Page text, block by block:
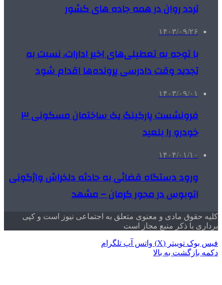
تردد روان در همه جاده های کشور
۱۴۰۳/۰۹/۲۶
با توجه به تعطیلی‌های اخیر ادارات، نسبت به
تجدید وقت دادرسی پرونده‌ها اقدام شود
۱۴۰۳/۰۹/۰۱
فرونشست پارکینگ یک ساختمان مسکونی ۳
خودرو را بلعید
۱۴۰۴/۰۱/۱۰
ورود دستگاه قضائی به حادثه دلخراش واژگونی
اتوبوس در محور کرمان – مشهد
کلیه حقوق مادی و معنوی متعلق به اجتماعی نیوز است و کپی
برداری با ذکر منبع مجاز است
فیس بوک توییتر (X) واتس آپ تلگرام
دکمه بازگشت به بالا